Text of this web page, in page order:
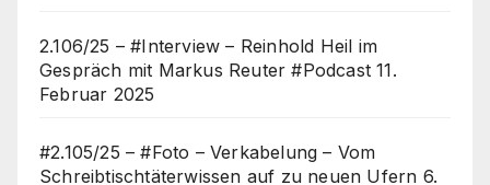
2.106/25 – #Interview – Reinhold Heil im
Gespräch mit Markus Reuter #Podcast 11.
Februar 2025
#2.105/25 – #Foto – Verkabelung – Vom
Schreibtischtäterwissen auf zu neuen Ufern 6.